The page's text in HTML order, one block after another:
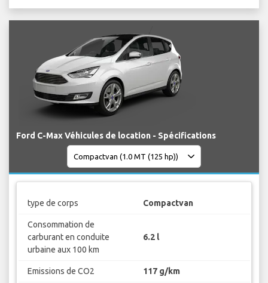
Ford C-Max Véhicules de location - Spécifications
type de corps Compactvan
Consommation de
carburant en conduite
urbaine aux 100 km
6.2 l
Emissions de CO2 117 g/km